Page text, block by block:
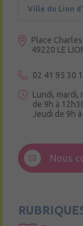
Ville du Lion
Place
49220 LE
02 41 95 30
Lundi,
de 9h à
Jeudi de 9h
49220 Andigné
Nous